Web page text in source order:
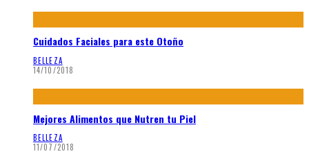
Cuidados Faciales para este Otoño
BELLEZA
14/10/2018
Mejores Alimentos que Nutren tu Piel
BELLEZA
11/07/2018